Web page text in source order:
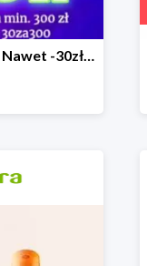
Rosnące promocje! Nawet -30zł mniej+darmowa dostawa